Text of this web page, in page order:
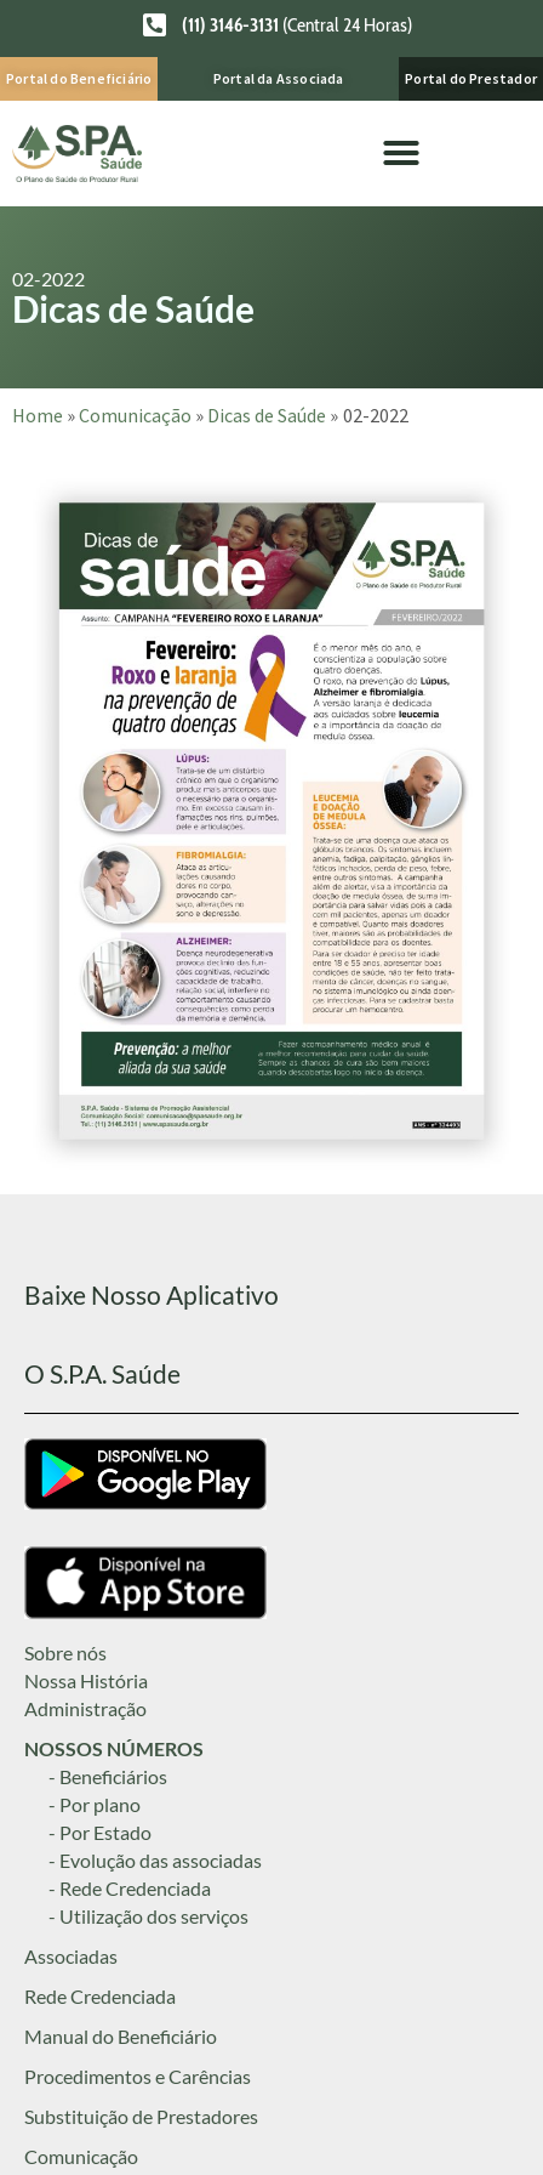
(11) 3146-3131 (Central 24 Horas)
Portal do Beneficiário Portal da Associada Portal do Prestador
02-2022
Dicas de Saúde
Home »Comunicação » Dicas de Saúde » 02-2022
Baixe Nosso Aplicativo
O S.P.A. Saúde
Sobre nós
Nossa História
Administração
NOSSOS NÚMEROS
- Beneficiários
- Por plano
- Por Estado
- Evolução das associadas
- Rede Credenciada
- Utilização dos serviços
Associadas
Rede Credenciada
Manual do Beneficiário
Procedimentos e Carências
Substituição de Prestadores
Comunicação